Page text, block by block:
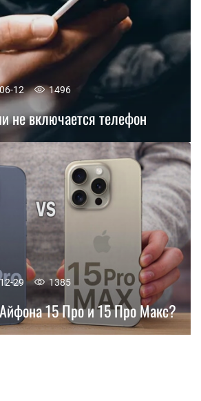
12 1496
не включается телефон
29 1385
15 Про и 15 Про Макс?